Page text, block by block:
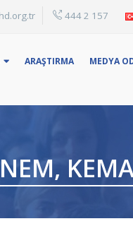
444 2 157
ARAŞTIRMA MEDYA